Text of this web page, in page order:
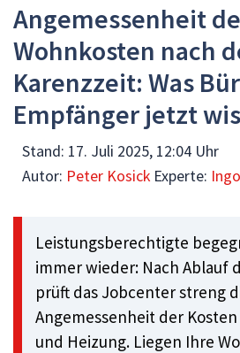
Angemessenheit
Wohnkosten nach
Karenzzeit: Was
Empfänger jetzt
Stand: 17. Juli 2025, 12:04 Uhr
Autor: Peter Kosick Experte:
Leistungsberechtigte
immer wieder: Nach Ablauf
prüft das Jobcenter streng
Angemessenheit der
und Heizung. Liegen Ihre